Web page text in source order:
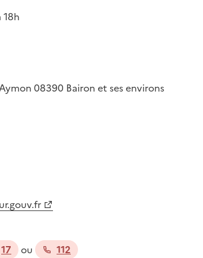
18h
08390 Bairon et ses environs
17 ou
112